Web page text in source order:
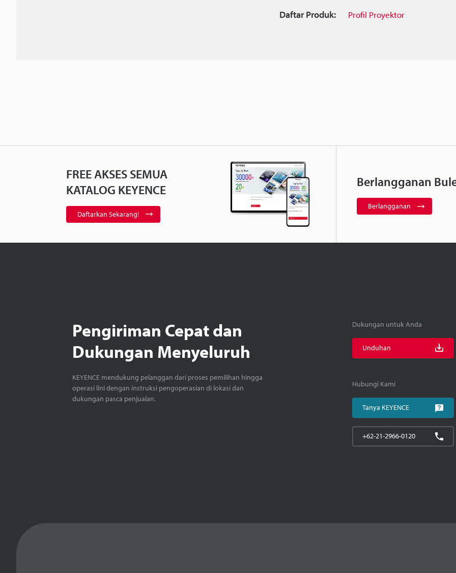
Daftar Produk: Profil Proyektor
FREE AKSES SEMUA
KATALOG KEYENCE
Daftarkan Sekarang!
Berlangganan
Berlangganan
Pengiriman Cepat dan
Dukungan Menyeluruh
KEYENCE mendukung pelanggan dari proses pemilihan hingga
operasi lini dengan instruksi pengoperasian di lokasi dan
dukungan pasca penjualan.
Dukungan untuk Anda
Unduhan
Hubungi Kami
Tanya KEYENCE
+62-21-2966-0120